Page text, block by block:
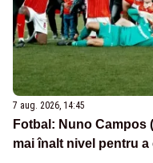
7 aug. 2026, 14:45
Fotbal: Nuno Campos
mai înalt nivel pentru